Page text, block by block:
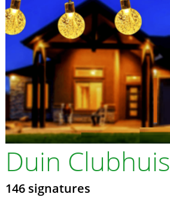
Duin Clubhuis
146 signatures